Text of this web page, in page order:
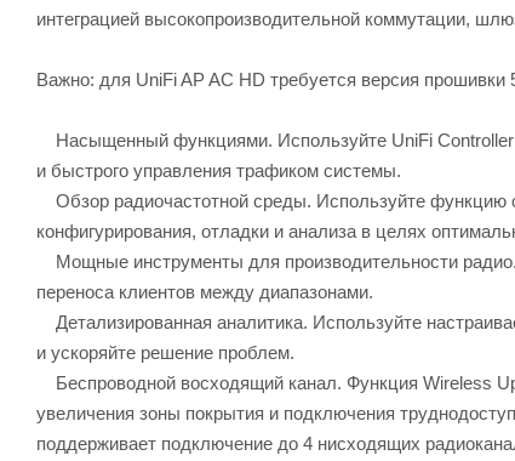
интеграцией высокопроизводительной коммутации,
Важно: для UniFi AP AC HD требуется версия
Насыщенный функциями. Используйте UniFi Controller
и быстрого управления трафиком системы.
Обзор радиочастотной среды. Используйте функцию
конфигурирования, отладки и анализа в целях
Мощные инструменты для производительности
переноса клиентов между диапазонами.
Детализированная аналитика. Используйте
и ускоряйте решение проблем.
Беспроводной восходящий канал. Функция Wireless
увеличения зоны покрытия и подключения
поддерживает подключение до 4 нисходящих